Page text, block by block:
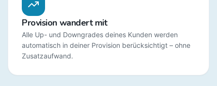
Provision wandert mit
Alle Up- und Downgrades deines Kunden werden
automatisch in deiner Provision berücksichtigt – ohne
Zusatzaufwand.